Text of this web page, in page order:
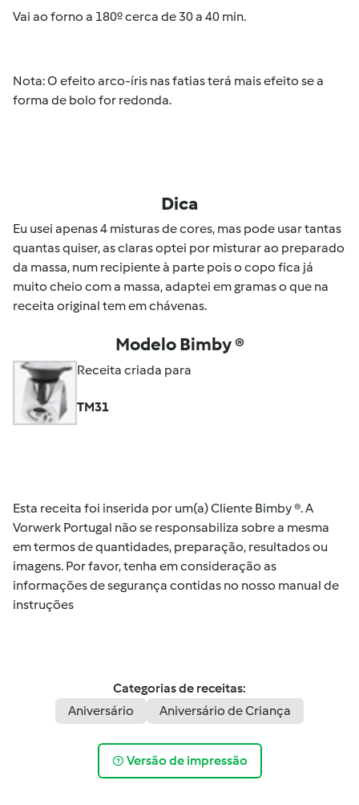
Vai ao forno a 180º cerca de 30 a 40 min.
Nota: O efeito arco-íris nas fatias terá mais efeito se a
forma de bolo for redonda.
Dica
Eu usei apenas 4 misturas de cores, mas pode usar tantas
quantas quiser, as claras optei por misturar ao preparado
da massa, num recipiente à parte pois o copo fica já
muito cheio com a massa, adaptei em gramas o que na
receita original tem em chávenas.
Modelo Bimby ®
Receita criada para
TM31
Esta receita foi inserida por um(a) Cliente Bimby ®. A
Vorwerk Portugal não se responsabiliza sobre a mesma
em termos de quantidades, preparação, resultados ou
imagens. Por favor, tenha em consideração as
informações de segurança contidas no nosso manual de
instruções
Categorias de receitas:
Aniversário
Aniversário de Criança
Versão de impressão